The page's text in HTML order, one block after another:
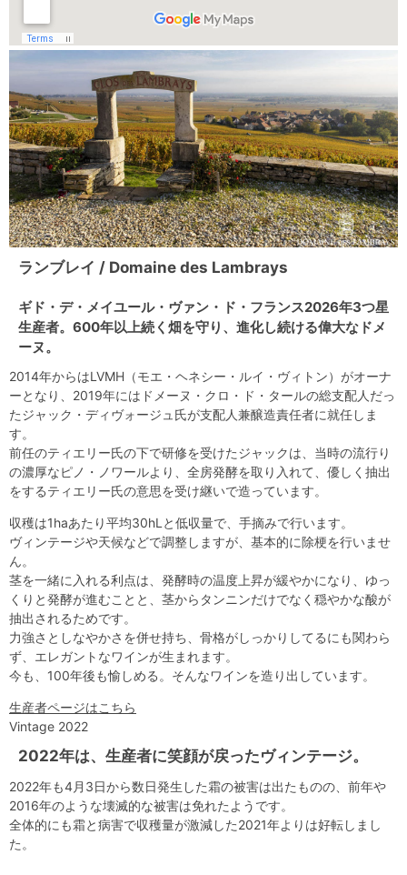
ランブレイ / Domaine des Lambrays
ギド・デ・メイユール・ヴァン・ド・フランス2026年3つ星
生産者。600年以上続く畑を守り、進化し続ける偉大なドメ
ーヌ。
2014年からはLVMH（モエ・ヘネシー・ルイ・ヴィトン）がオーナ
ーとなり、2019年にはドメーヌ・クロ・ド・タールの総支配人だっ
たジャック・ディヴォージュ氏が支配人兼醸造責任者に就任しま
す。
前任のティエリー氏の下で研修を受けたジャックは、当時の流行り
の濃厚なピノ・ノワールより、全房発酵を取り入れて、優しく抽出
をするティエリー氏の意思を受け継いで造っています。
収穫は1haあたり平均30hLと低収量で、手摘みで行います。
ヴィンテージや天候などで調整しますが、基本的に除梗を行いませ
ん。
茎を一緒に入れる利点は、発酵時の温度上昇が緩やかになり、ゆっ
くりと発酵が進むことと、茎からタンニンだけでなく穏やかな酸が
抽出されるためです。
力強さとしなやかさを併せ持ち、骨格がしっかりしてるにも関わら
ず、エレガントなワインが生まれます。
今も、100年後も愉しめる。そんなワインを造り出しています。
生産者ページはこちら
Vintage 2022
2022年は、生産者に笑顔が戻ったヴィンテージ。
2022年も4月3日から数日発生した霜の被害は出たものの、前年や
2016年のような壊滅的な被害は免れたようです。
全体的にも霜と病害で収穫量が激減した2021年よりは好転しまし
た。